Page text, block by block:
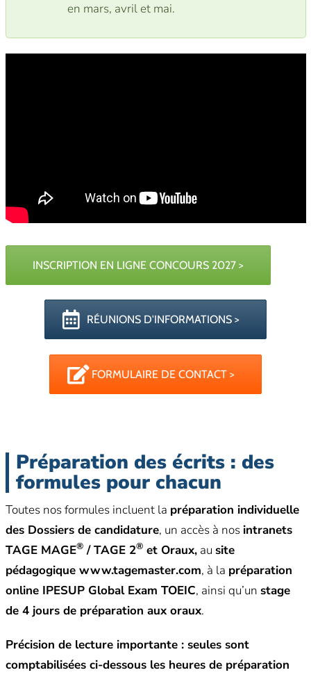
en mars, avril et mai.
INSCRIPTION EN LIGNE CONCOURS 2027 >
RÉUNIONS D'INFORMATIONS >
FORMULAIRE DE CONTACT >
Préparation des écrits : des
formules pour chacun
Toutes nos formules incluent la préparation individuelle
des Dossiers de candidature, un accès à nos intranets
TAGE MAGE®/ TAGE 2®et Oraux,au site
pédagogique www.tagemaster.com, à la préparation
online IPESUP Global Exam TOEIC, ainsi qu’un stage
de 4 jours de préparation aux oraux.
Précision de lecture importante : seules sont
comptabilisées ci-dessous les heures de préparation